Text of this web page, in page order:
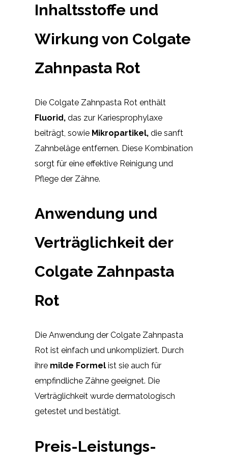
Inhaltsstoffe und
Wirkung von Colgate
Zahnpasta Rot
Die Colgate Zahnpasta Rot enthält
Fluorid, das zur Kariesprophylaxe
beiträgt, sowie Mikropartikel, die sanft
Zahnbeläge entfernen. Diese Kombination
sorgt für eine effektive Reinigung und
Pflege der Zähne.
Anwendung und
Verträglichkeit der
Colgate Zahnpasta
Rot
Die Anwendung der Colgate Zahnpasta
Rot ist einfach und unkompliziert. Durch
ihre milde Formel ist sie auch für
empfindliche Zähne geeignet. Die
Verträglichkeit wurde dermatologisch
getestet und bestätigt.
Preis-Leistungs-